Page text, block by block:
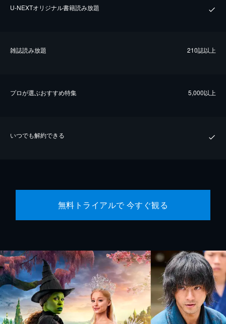
U-NEXTオリジナル書籍読み放題
雑誌読み放題 210誌以上
プロが選ぶおすすめ特集 5,000以上
いつでも解約できる
無料トライアルで 今すぐ観る